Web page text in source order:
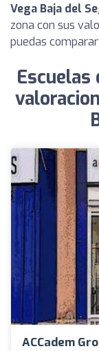
Vega Baja del
zona con sus
puedas
Escuelas
ACCadem